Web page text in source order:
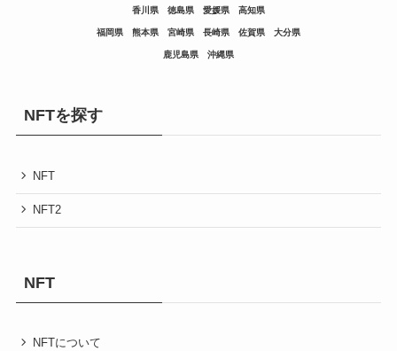
香川県 徳島県 愛媛県 高知県
福岡県 熊本県 宮崎県 長崎県 佐賀県 大分県
鹿児島県 沖縄県
NFTを探す
NFT
NFT2
NFT
NFTについて